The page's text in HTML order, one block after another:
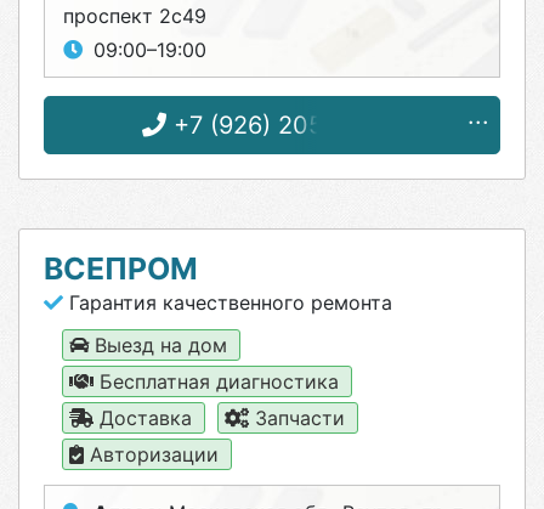
проспект 2с49
09:00–19:00
+7 (926) 205-23-23
ВСЕПРОМ
Гарантия качественного ремонта
Выезд на дом
Бесплатная диагностика
Доставка
Запчасти
Авторизации